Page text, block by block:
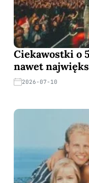
Ciekawostki o
nawet
2026-07-10